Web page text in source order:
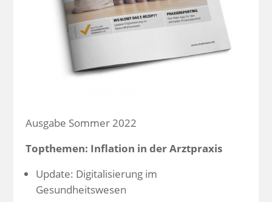
Ausgabe Sommer 2022
Topthemen: Inflation in der Arztpraxis
Update: Digitalisierung im
Gesundheitswesen